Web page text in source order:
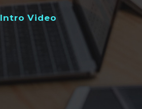
Intro Video